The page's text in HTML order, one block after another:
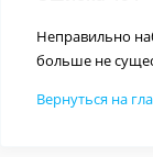
Неправильно
больше не
Вернуться на